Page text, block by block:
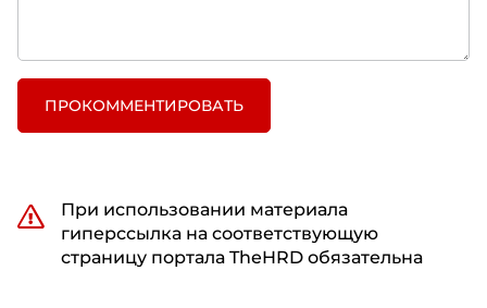
ПРОКОММЕНТИРОВАТЬ
При использовании материала
гиперссылка на соответствующую
страницу портала TheHRD обязательна